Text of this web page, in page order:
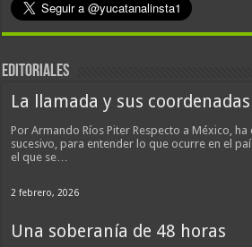
EDITORIALES
La llamada y sus coordenadas
Por Armando Ríos Piter Respecto a México,
sucesivo, para entender lo que ocurre en el
el que se…
2 febrero, 2026
Una soberanía de 48 horas